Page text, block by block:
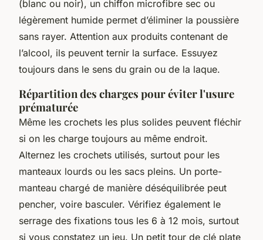
(blanc ou noir), un chiffon microfibre sec ou
légèrement humide permet d’éliminer la poussière
sans rayer. Attention aux produits contenant de
l’alcool, ils peuvent ternir la surface. Essuyez
toujours dans le sens du grain ou de la laque.
Répartition des charges pour éviter l'usure
prématurée
Même les crochets les plus solides peuvent fléchir
si on les charge toujours au même endroit.
Alternez les crochets utilisés, surtout pour les
manteaux lourds ou les sacs pleins. Un porte-
manteau chargé de manière déséquilibrée peut
pencher, voire basculer. Vérifiez également le
serrage des fixations tous les 6 à 12 mois, surtout
si vous constatez un jeu. Un petit tour de clé plate